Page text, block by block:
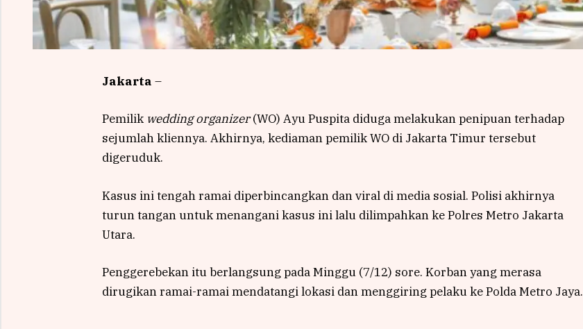
Jakarta –
Pemilik wedding organizer(WO) Ayu Puspita diduga melakukan penipuan terhadap
sejumlah kliennya. Akhirnya, kediaman pemilik WO di Jakarta Timur tersebut
digeruduk.
Kasus ini tengah ramai diperbincangkan dan viral di media sosial. Polisi akhirnya
turun tangan untuk menangani kasus ini lalu dilimpahkan ke Polres Metro Jakarta
Utara.
Penggerebekan itu berlangsung pada Minggu (7/12) sore. Korban yang merasa
dirugikan ramai-ramai mendatangi lokasi dan menggiring pelaku ke Polda Metro Jaya.